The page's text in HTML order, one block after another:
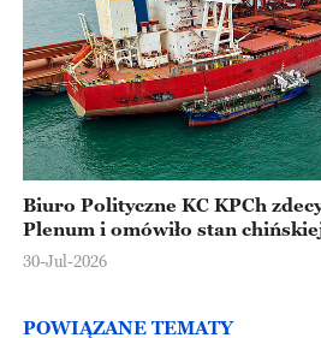
Biuro Polityczne KC KPCh
Plenum i omówiło stan
30-Jul-2026
POWIĄZANE TEMATY